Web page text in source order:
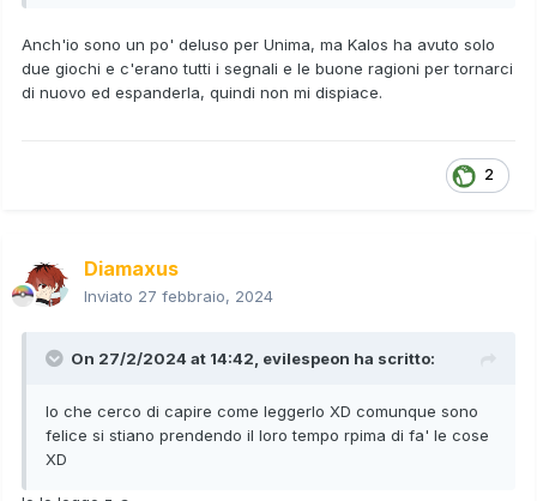
Anch'io sono un po' deluso per Unima, ma Kalos ha avuto solo
due giochi e c'erano tutti i segnali e le buone ragioni per tornarci
di nuovo ed espanderla, quindi non mi dispiace.
2
Diamaxus
Inviato 27 febbraio, 2024
On 27/2/2024 at 14:42, evilespeon ha scritto:
Io che cerco di capire come leggerlo XD comunque sono
felice si stiano prendendo il loro tempo rpima di fa' le cose
XD